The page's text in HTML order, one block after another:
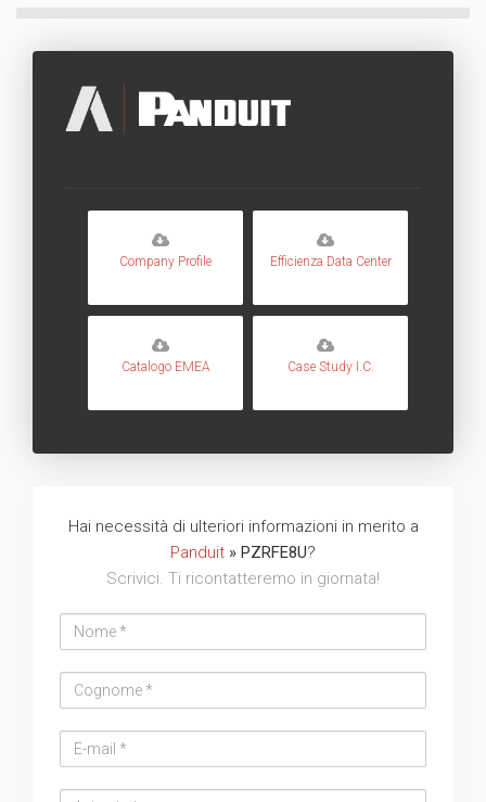
Company Profile Efficienza Data Center
Catalogo EMEA Case Study I.C.
Hai necessità di ulteriori informazioni in merito a
Panduit » PZRFE8U?
Scrivici. Ti ricontatteremo in giornata!
address